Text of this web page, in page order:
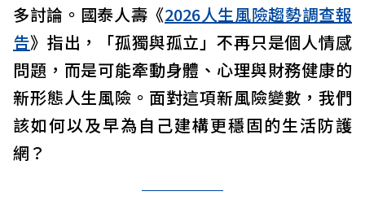
多討論。國泰人壽《2026人生風險趨勢調查報
告》指出，「孤獨與孤立」不再只是個人情感
問題，而是可能牽動身體、心理與財務健康的
新形態人生風險。面對這項新風險變數，我們
該如何以及早為自己建構更穩固的生活防護
網？